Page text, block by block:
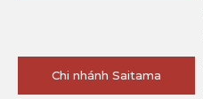
Chi nhánh Saitama